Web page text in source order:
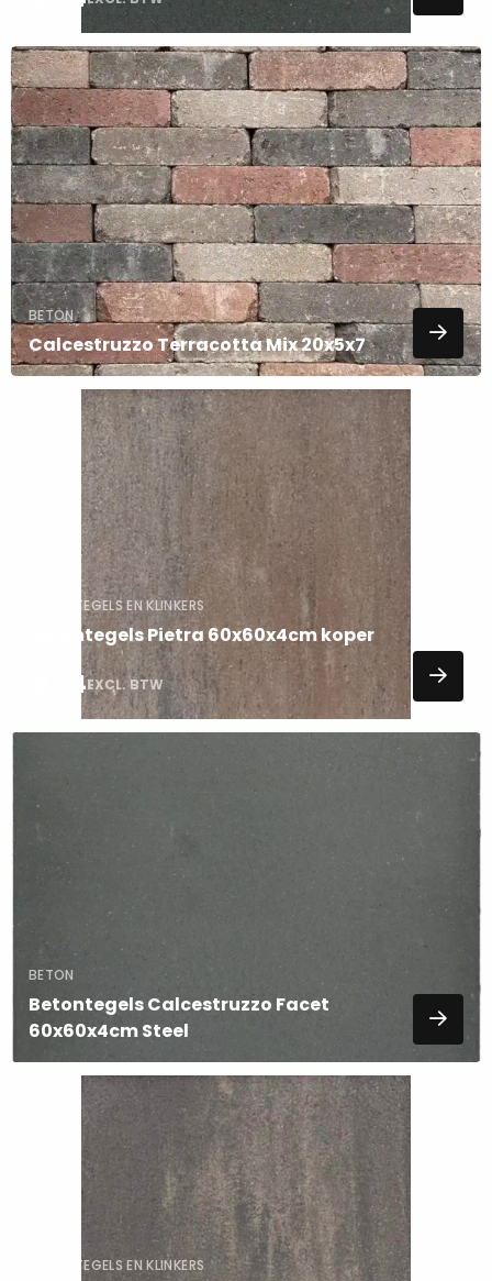
BETON
Calcestruzzo Terracotta Mix 20x5x7
Lees
meer
over
BETONTEGELS EN KLINKERS
Betontegels Pietra 60x60x4cm koper
6,74EXCL. BTW
BETON
Betontegels Calcestruzzo Facet
60x60x4cm Steel
meer
over
BETONTEGELS EN KLINKERS